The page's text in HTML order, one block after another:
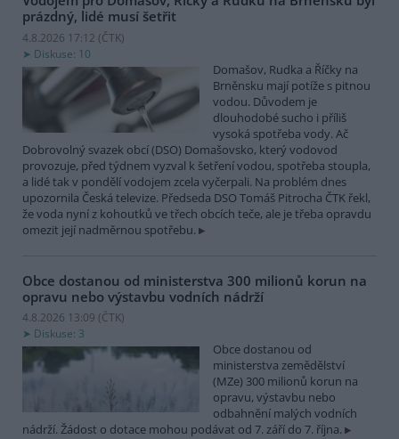
prázdný, lidé musí šetřit
4.8.2026 17:12 (ČTK)
Diskuse: 10
Domašov, Rudka a Říčky na
Brněnsku mají potíže s pitnou
vodou. Důvodem je
dlouhodobé sucho i příliš
vysoká spotřeba vody. Ač
Dobrovolný svazek obcí (DSO) Domašovsko, který vodovod
provozuje, před týdnem vyzval k šetření vodou, spotřeba stoupla,
a lidé tak v pondělí vodojem zcela vyčerpali. Na problém dnes
upozornila Česká televize. Předseda DSO Tomáš Pitrocha ČTK řekl,
že voda nyní z kohoutků ve třech obcích teče, ale je třeba opravdu
omezit její nadměrnou spotřebu.
Obce dostanou od ministerstva 300 milionů korun na
opravu nebo výstavbu vodních nádrží
4.8.2026 13:09 (ČTK)
Diskuse: 3
Obce dostanou od
ministerstva zemědělství
(MZe) 300 milionů korun na
opravu, výstavbu nebo
odbahnění malých vodních
nádrží. Žádost o dotace mohou podávat od 7. září do 7. října.